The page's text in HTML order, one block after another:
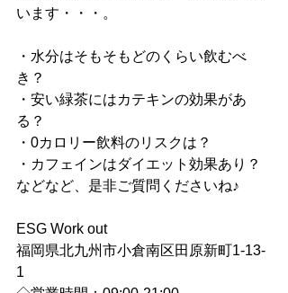
います・・・。
・水分はそもそもどのくらい飲むべ
き？
・安い緑茶にはカテキンの効果があ
る？
・0カロリー飲料のリスクは？
・カフェインはダイエット効果あり？
などなど、是非ご質問くださいね♪
ESG Work out
福岡県北九州市小倉南区田原新町1-13-
1